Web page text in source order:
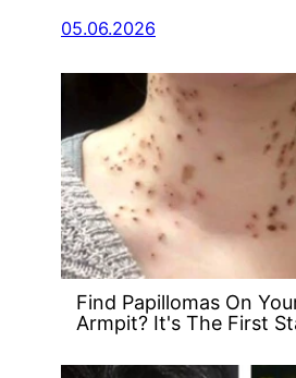
05.06.2026
Find Papillomas On
Armpit? It's The First